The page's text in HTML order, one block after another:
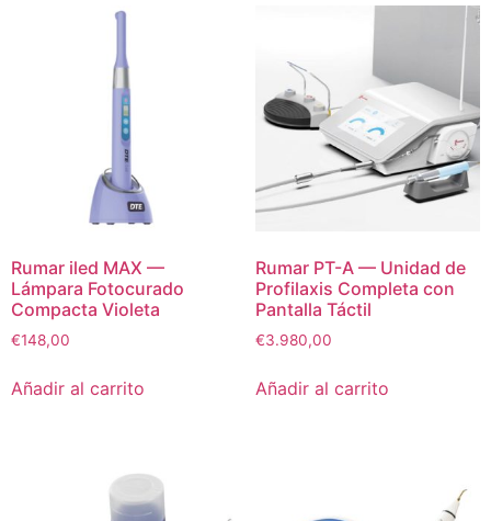
Rumar iled MAX —
Lámpara Fotocurado
Compacta Violeta
€148,00
Añadir al carrito
Rumar PT-A — Unidad de
Profilaxis Completa con
Pantalla Táctil
€3.980,00
Añadir al carrito